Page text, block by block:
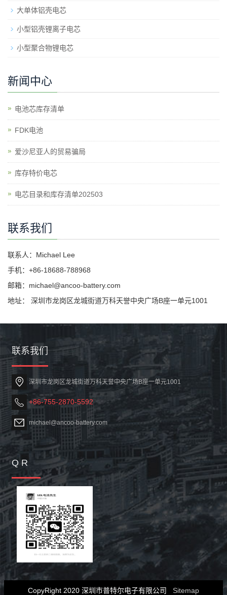
大单体铝壳电芯
小型铝壳锂离子电芯
小型聚合物锂电芯
新闻中心
电池芯库存清单
​FDK电池
爱沙尼亚人的贸易骗局
库存特价电芯
电芯目录和库存清单202503
联系我们
联系人：Michael Lee
手机：+86-18688-788968
邮箱：michael@ancoo-battery.com
地址： 深圳市龙岗区龙城街道万科天誉中央广场B座一单元1001
联系我们
深圳市龙岗区龙城街道万科天誉中央广场B座一单元1001
+86-755-2870-5592
michael@ancoo-battery.com
Q R
CopyRight 2020 深圳市普特尔电子有限公司 Sitemap